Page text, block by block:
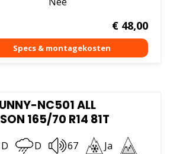
€48,00
NC501 ALL
165/70 R14 81T
D D 67
Ja